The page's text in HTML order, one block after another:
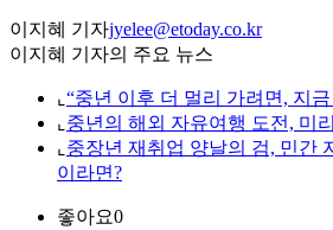
이지혜 기자jyelee@etoday.co.kr
이지혜 기자의 주요 뉴스
⌞ “중년 이후 더 멀리 가려면, 지
⌞ 중년의 해외 자유여행 도전, 미
⌞ 중장년 재취업 양날의 검, 민간
이라면?
좋아요0